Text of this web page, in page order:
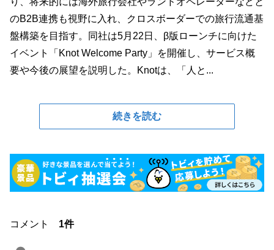
のB2B連携も視野に入れ、クロスボーダーでの旅行流通基
盤構築を目指す。同社は5月22日、β版ローンチに向けた
イベント「Knot Welcome Party」を開催し、サービス概
要や今後の展望を説明した。Knotは、「人と...
続きを読む
コメント 1件